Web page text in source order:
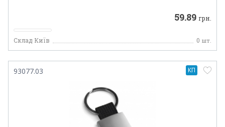
59.89 грн.
Склад Київ 0 шт.
93077.03 КП